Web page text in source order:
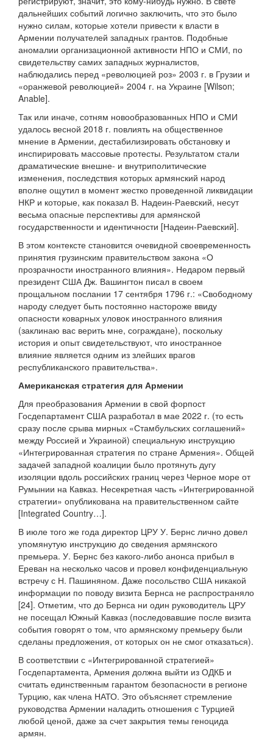
дальнейших событий логично заключить, что это было
нужно силам, которые хотели привести к власти в
Армении получателей западных грантов. Подобные
аномалии организационной активности НПО и СМИ, по
свидетельству самих западных журналистов,
наблюдались перед «революцией роз» 2003 г. в Грузии и
«оранжевой революцией» 2004 г. на Украине [Wilson;
Anable].
Так или иначе, сотням новообразованных НПО и СМИ
удалось весной 2018 г. повлиять на общественное
мнение в Армении, дестабилизировать обстановку и
инспирировать массовые протесты. Результатом стали
драматические внешне- и внутриполитические
изменения, последствия которых армянский народ
вполне ощутил в момент жестко проведенной ликвидации
НКР и которые, как показал В. Надеин-Раевский, несут
весьма опасные перспективы для армянской
государственности и идентичности [Надеин-Раевский].
В этом контексте становится очевидной своевременность
принятия грузинским правительством закона «О
прозрачности иностранного влияния». Недаром первый
президент США Дж. Вашингтон писал в своем
прощальном послании 17 сентября 1796 г.: «Свободному
народу следует быть постоянно настороже ввиду
опасности коварных уловок иностранного влияния
(заклинаю вас верить мне, сограждане), поскольку
история и опыт свидетельствуют, что иностранное
влияние является одним из злейших врагов
республиканского правительства».
Американская стратегия для Армении
Для преобразования Армении в свой форпост
Госдепартамент США разработал в мае 2022 г. (то есть
сразу после срыва мирных «Стамбульских соглашений»
между Россией и Украиной) специальную инструкцию
«Интегрированная стратегия по стране Армения». Общей
задачей западной коалиции было протянуть дугу
изоляции вдоль российских границ через Черное море от
Румынии на Кавказ. Несекретная часть «Интегрированной
стратегии» опубликована на правительственном сайте
[Integrated Country…].
В июле того же года директор ЦРУ У. Бернс лично довел
упомянутую инструкцию до сведения армянского
премьера. У. Бернс без какого-либо анонса прибыл в
Ереван на несколько часов и провел конфиденциальную
встречу с Н. Пашиняном. Даже посольство США никакой
информации по поводу визита Бернса не распространяло
[24]. Отметим, что до Бернса ни один руководитель ЦРУ
не посещал Южный Кавказ (последовавшие после визита
события говорят о том, что армянскому премьеру были
сделаны предложения, от которых он не смог отказаться).
В соответствии с «Интегрированной стратегией»
Госдепартамента, Армения должна выйти из ОДКБ и
считать единственным гарантом безопасности в регионе
Турцию, как члена НАТО. Это объясняет стремление
руководства Армении наладить отношения с Турцией
любой ценой, даже за счет закрытия темы геноцида
армян.